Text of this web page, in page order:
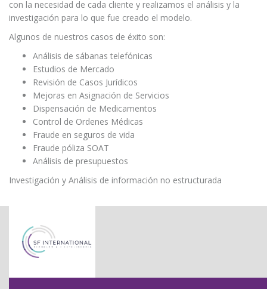
con la necesidad de cada cliente y realizamos el análisis y la
investigación para lo que fue creado el modelo.
Algunos de nuestros casos de éxito son:
Análisis de sábanas telefónicas
Estudios de Mercado
Revisión de Casos Jurídicos
Mejoras en Asignación de Servicios
Dispensación de Medicamentos
Control de Ordenes Médicas
Fraude en seguros de vida
Fraude póliza SOAT
Análisis de presupuestos
Investigación y Análisis de información no estructurada